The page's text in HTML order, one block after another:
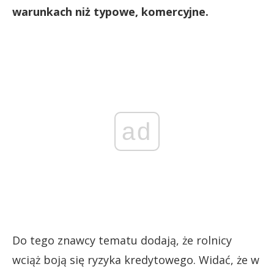
warunkach niż typowe, komercyjne.
ad
Do tego znawcy tematu dodają, że rolnicy
wciąż boją się ryzyka kredytowego. Widać, że w